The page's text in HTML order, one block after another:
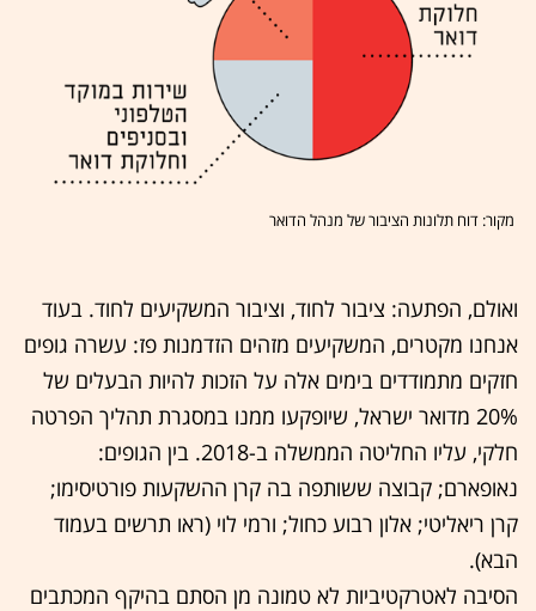
מקור: דוח תלונות הציבור של מנהל הדואר
ואולם, הפתעה: ציבור לחוד, וציבור המשקיעים לחוד. בעוד
אנחנו מקטרים, המשקיעים מזהים הזדמנות פז: עשרה גופים
חזקים מתמודדים בימים אלה על הזכות להיות הבעלים של
20% מדואר ישראל, שיופקעו ממנו במסגרת תהליך הפרטה
חלקי, עליו החליטה הממשלה ב-2018. בין הגופים:
נאופארם; קבוצה ששותפה בה קרן ההשקעות פורטיסימו;
קרן ריאליטי; אלון רבוע כחול; ורמי לוי (ראו תרשים בעמוד
הבא).
הסיבה לאטרקטיביות לא טמונה מן הסתם בהיקף המכתבים